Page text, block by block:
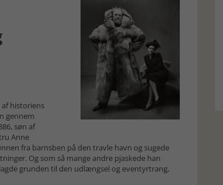
historiens
gennem
søn af
Anne
fra barnsben på den travle havn og sugede
Og som så mange andre pjaskede han
grunden til den udlængsel og eventyrtrang,